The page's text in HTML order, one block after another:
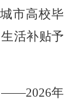
市高校毕
生活补贴予
——2026年